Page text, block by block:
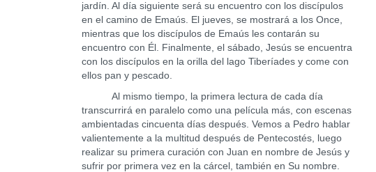
jardín. Al día siguiente será su encuentro con los discípulos
en el camino de Emaús. El jueves, se mostrará a los Once,
mientras que los discípulos de Emaús les contarán su
encuentro con Él. Finalmente, el sábado, Jesús se encuentra
con los discípulos en la orilla del lago Tiberíades y come con
ellos pan y pescado.
Al mismo tiempo, la primera lectura de cada día
transcurrirá en paralelo como una película más, con escenas
ambientadas cincuenta días después. Vemos a Pedro hablar
valientemente a la multitud después de Pentecostés, luego
realizar su primera curación con Juan en nombre de Jesús y
sufrir por primera vez en la cárcel, también en Su nombre.